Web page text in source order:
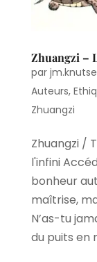
Zhuangzi –
par
Auteurs,
Zhuangzi
Zhuangzi /
l'infini
bonheur
maîtrise,
N’as-tu
du puits en